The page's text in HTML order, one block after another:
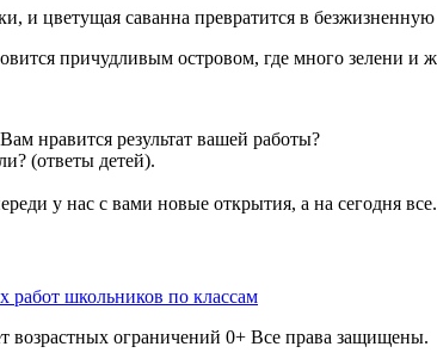
и цветущая саванна превратится в
причудливым островом, где много зелени и
нравится результат вашей работы?
(ответы детей).
у нас с вами новые открытия, а на сегодня
работ школьников по классам
возрастных ограничений 0+ Все права защищены.